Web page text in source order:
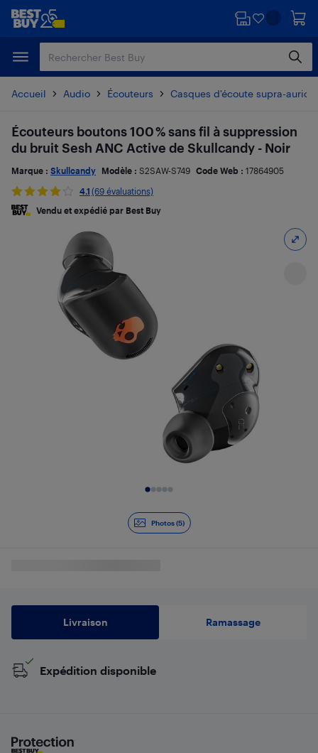
Passer
principal
Passer
Accueil Audio Écouteurs Casques d'écoute supra-
Photos (5)
Écouteurs boutons 100 % sans fil à suppression
du bruit Sesh ANC Active de Skullcandy - Noir
Marque : Skullcandy Modèle : S2SAW-S749 Code Web : 17864905
4.1 (69 évaluations)
Vendu et expédié par Best Buy
Livraison Ramassage
Expédition disponible